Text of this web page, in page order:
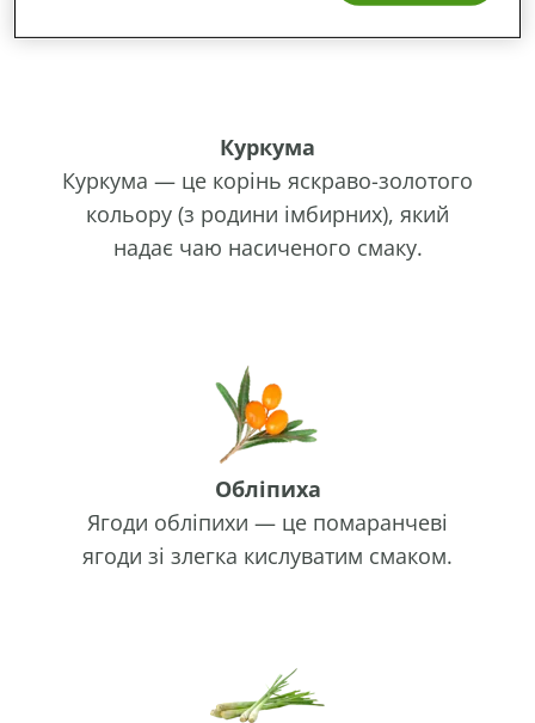
Куркума
Куркума — це корінь яскраво-золотого
кольору (з родини імбирних), який
надає чаю насиченого смаку.
Обліпиха
Ягоди обліпихи — це помаранчеві
ягоди зі злегка кислуватим смаком.